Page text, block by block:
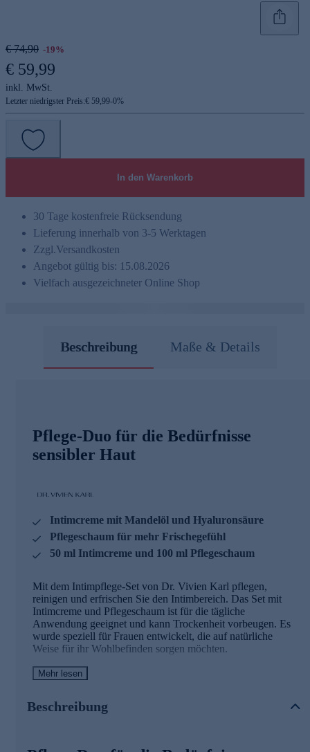
€ 74,90 -19%
€ 59,99
inkl. MwSt.
Letzter niedrigster Preis:€ 59,99-0%
In den Warenkorb
30 Tage kostenfreie Rücksendung
Lieferung innerhalb von 3-5 Werktagen
Zzgl.Versandkosten
Angebot gültig bis: 15.08.2026
Vielfach ausgezeichneter Online Shop
Beschreibung Maße & Details
Pflege-Duo für die Bedürfnisse
sensibler Haut
Intimcreme mit Mandelöl und Hyaluronsäure
Pflegeschaum für mehr Frischegefühl
50 ml Intimcreme und 100 ml Pflegeschaum
Mit dem Intimpflege-Set von Dr. Vivien Karl pflegen,
reinigen und erfrischen Sie den Intimbereich. Das Set mit
Intimcreme und Pflegeschaum ist für die tägliche
Anwendung geeignet und kann Trockenheit vorbeugen. Es
wurde speziell für Frauen entwickelt, die auf natürliche
Weise für ihr Wohlbefinden sorgen möchten.
Intimcreme 01 mit Mandelöl
Die Intimcreme 01 von Dr. Vivien Karl pflegt sanft und
sicher. Sie ist insbesondere bei Intimtrockenheit oder zur
Mehr lesen
Beschreibung